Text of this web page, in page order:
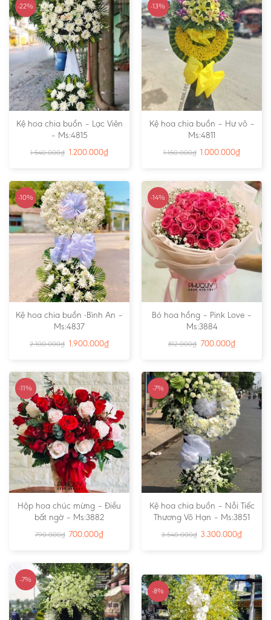
-22%
Kệ hoa chia buồn – Lạc Viên
– Ms:4815
1.540.000₫ 1.200.000₫
-13%
Kệ hoa chia buồn – Hư vô –
Ms:4811
1.150.000₫ 1.000.000₫
-10%
Kệ hoa chia buồn -Bình An –
Ms:4837
2.100.000₫ 1.900.000₫
-14%
Bó hoa hồng – Pink Love –
Ms:3884
812.000₫ 700.000₫
-11%
Hộp hoa chúc mừng – Điều
bất ngờ – Ms:3882
790.000₫ 700.000₫
-7%
Kệ hoa chia buồn – Nỗi Tiếc
Thương Vô Hạn – Ms:3851
3.540.000₫ 3.300.000₫
-7%
-8%